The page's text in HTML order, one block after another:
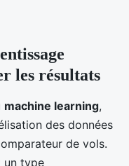
les résultats
machine learning,
des données
de vols.
un type